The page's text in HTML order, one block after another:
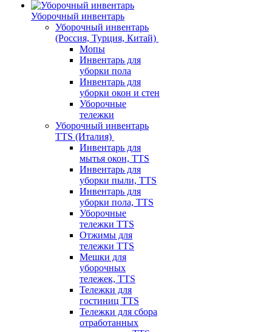
Уборочный инвентарь
Уборочный инвентарь
(Россия, Турция, Китай)
Мопы
Инвентарь для
уборки пола
Инвентарь для
уборки окон и стен
Уборочные
тележки
Уборочный инвентарь
TTS (Италия)
Инвентарь для
мытья окон, TTS
Инвентарь для
уборки пыли, TTS
Инвентарь для
уборки пола, TTS
Уборочные
тележки TTS
Отжимы для
тележки TTS
Мешки для
уборочных
тележек, TTS
Тележки для
гостиниц TTS
Тележки для сбора
отработанных